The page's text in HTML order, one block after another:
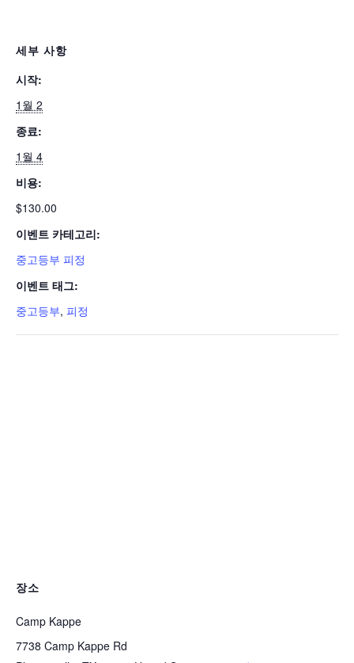
세부 사항
시작:
1월 2
종료:
1월 4
비용:
$130.00
이벤트 카테고리:
중고등부 피정
이벤트 태그:
중고등부, 피정
장소
Camp Kappe
7738 Camp Kappe Rd